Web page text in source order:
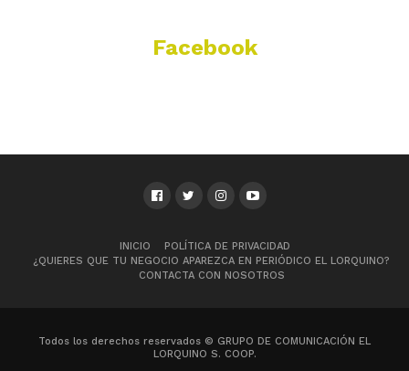
Facebook
INICIO
POLÍTICA DE PRIVACIDAD
¿QUIERES QUE TU NEGOCIO APAREZCA EN PERIÓDICO EL LORQUINO?
CONTACTA CON NOSOTROS
Todos los derechos reservados © GRUPO DE COMUNICACIÓN EL
LORQUINO S. COOP.